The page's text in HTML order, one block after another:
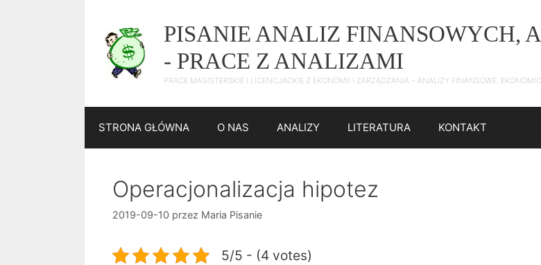
PISANIE ANALIZ FINANSOWYCH,
- PRACE Z ANALIZAMI
PRACE MAGISTERSKIE I LICENCJACKIE Z EKONOMII I ZARZĄDZANIA – ANALIZY FINANSOWE,
STRONA GŁÓWNA O NAS ANALIZY LITERATURA KONTAKT
Operacjonalizacja hipotez
2019-09-10 przez Maria Pisanie
5/5 - (4 votes)